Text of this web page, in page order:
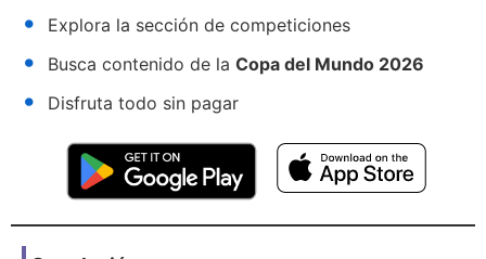
Explora la sección de competiciones
Busca contenido de la Copa del Mundo 2026
Disfruta todo sin pagar